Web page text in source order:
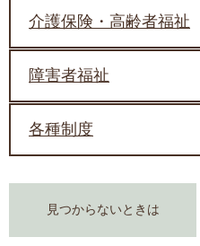
介護保険・高齢者福祉
障害者福祉
各種制度
見つからないときは